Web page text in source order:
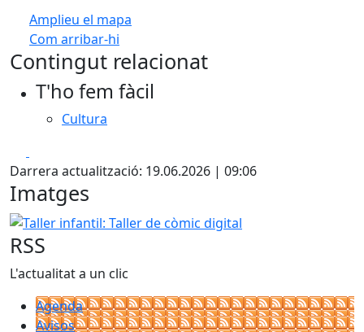
Amplieu el mapa
Com arribar-hi
+
Contingut relacionat
T'ho fem fàcil
Cultura
Darrera actualització: 19.06.2026 | 09:06
Imatges
Taller infantil: Taller de còmic digital
RSS
L'actualitat a un clic
Agenda
Avisos